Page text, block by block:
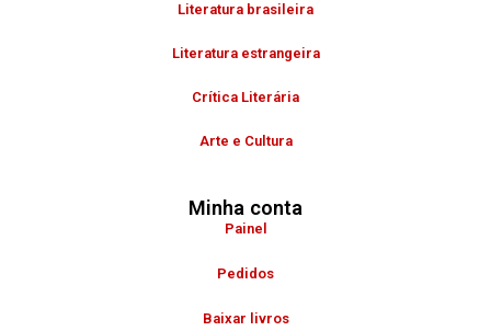
Literatura brasileira
Literatura estrangeira
Crítica Literária
Arte e Cultura
Minha conta
Painel
Pedidos
Baixar livros